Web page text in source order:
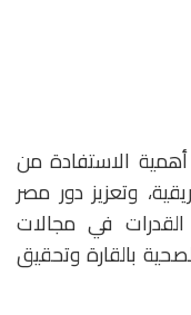
أهمية الاستفادة من
وتعزيز دور مصر
القدرات في مجالات
بالقارة وتحقيق